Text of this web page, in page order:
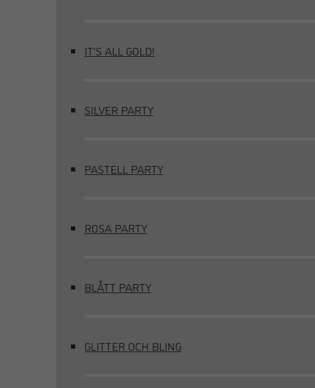
IT’S ALL GOLD!
SILVER PARTY
PASTELL PARTY
ROSA PARTY
BLÅTT PARTY
GLITTER OCH BLING